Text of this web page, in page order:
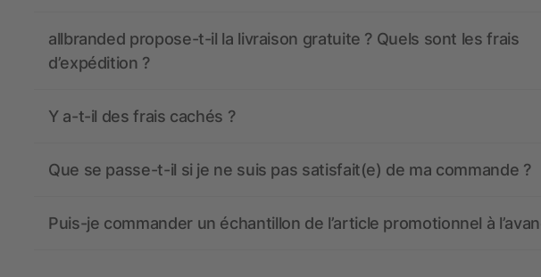
allbranded propose-t-il la livraison gratuite ? Quels sont les frais
d’expédition ?
Y a-t-il des frais cachés ?
Que se passe-t-il si je ne suis pas satisfait(e) de ma commande ?
Puis-je commander un échantillon de l’article promotionnel à